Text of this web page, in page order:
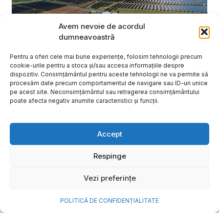
Avem nevoie de acordul
dumneavoastră
Pentru a oferi cele mai bune experiențe, folosim tehnologii precum
cookie-urile pentru a stoca și/sau accesa informațiile despre
dispozitiv. Consimțământul pentru aceste tehnologii ne va permite să
procesăm date precum comportamentul de navigare sau ID-uri unice
pe acest site. Neconsimțământul sau retragerea consimțământului
poate afecta negativ anumite caracteristici și funcții.
Accept
Respinge
Vezi preferințe
POLITICĂ DE CONFIDENȚIALITATE
NOVA Power & Gas: un program
de investiții de un miliard de
euro și o nouă promisiune de
o viață mai bună”
După aproape 20 de ani în care a investit în